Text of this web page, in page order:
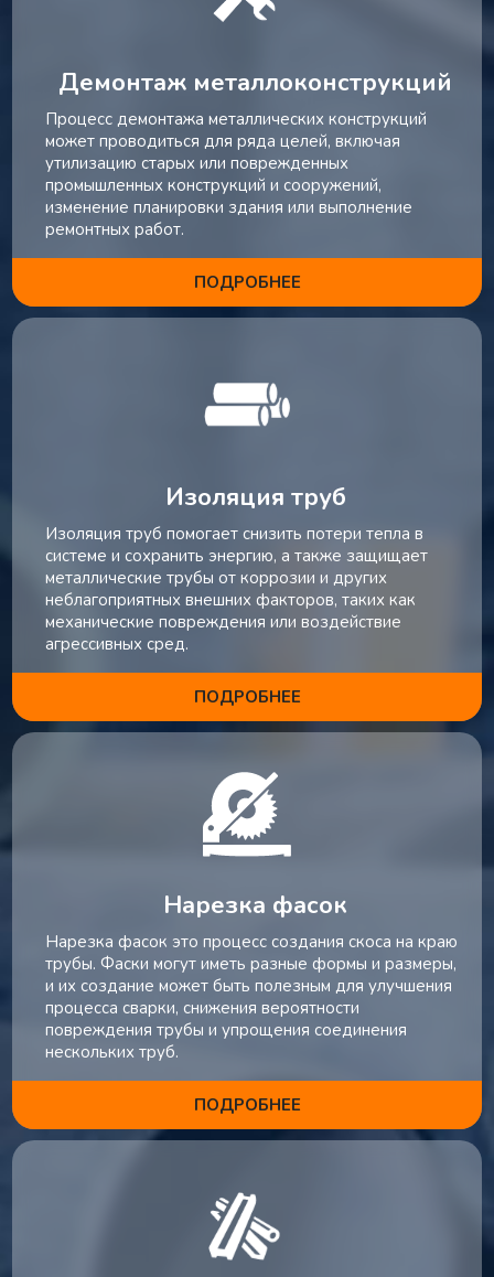
Демонтаж металлоконструкций
Процесс демонтажа металлических конструкций
может проводиться для ряда целей, включая
утилизацию старых или поврежденных
промышленных конструкций и сооружений,
изменение планировки здания или выполнение
ремонтных работ.
ПОДРОБНЕЕ
Изоляция труб
Изоляция труб помогает снизить потери тепла в
системе и сохранить энергию, а также защищает
металлические трубы от коррозии и других
неблагоприятных внешних факторов, таких как
механические повреждения или воздействие
агрессивных сред.
ПОДРОБНЕЕ
Нарезка фасок
Нарезка фасок это процесс создания скоса на краю
трубы. Фаски могут иметь разные формы и размеры,
и их создание может быть полезным для улучшения
процесса сварки, снижения вероятности
повреждения трубы и упрощения соединения
нескольких труб.
ПОДРОБНЕЕ